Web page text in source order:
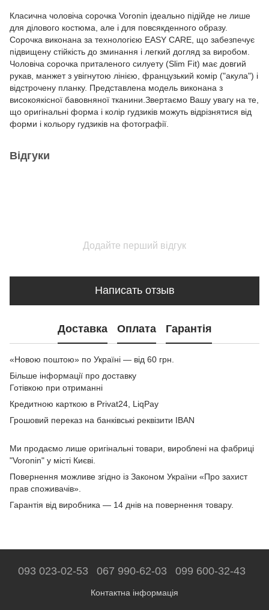
Класична чоловіча сорочка Voronin ідеально підійде не лише
для ділового костюма, але і для повсякденного образу.
Сорочка виконана за технологією EASY CARE, що забезпечує
підвищену стійкість до зминання і легкий догляд за виробом.
Чоловіча сорочка приталеного силуету (Slim Fit) має довгий
рукав, манжет з увігнутою лінією, французький комір ("акула") і
відстрочену планку. Представлена модель виконана з
високоякісної бавовняної тканини.Звертаємо Вашу увагу на те,
що оригінальні форма і колір гудзиків можуть відрізнятися від
форми і кольору гудзиків на фотографії.
Відгуки
Додайте перший відгук
Написать отзыв
Доставка Оплата Гарантія
«Новою поштою» по Україні — від 60 грн.
Більше інформації про доставку
Готівкою при отриманні
Кредитною карткою в Privat24, LiqPay
Грошовий переказ на банківські реквізити IBAN
Ми продаємо лише оригінальні товари, вироблені на фабриці
"Voronin" у місті Києві.
Повернення можливе згідно із Законом України «Про захист
прав споживачів».
Гарантія від виробника — 14 днів на повернення товару.
093 023-02-53 067 990-62-03 099 600-32-43
Контактна інформація